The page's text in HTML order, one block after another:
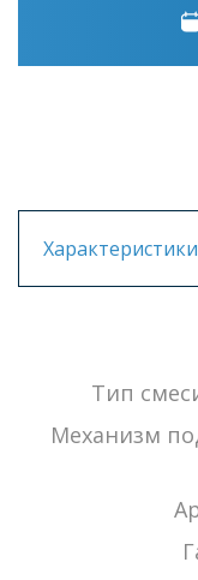
Характеристики
Тип
Механизм